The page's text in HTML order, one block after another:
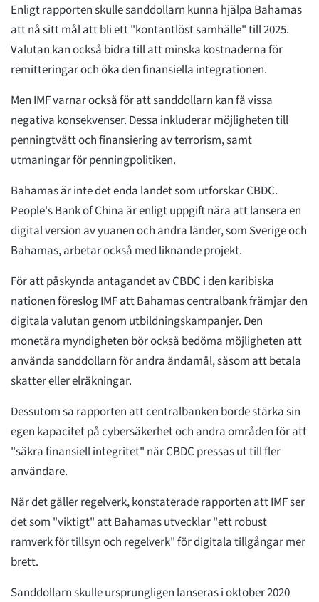
Enligt rapporten skulle sanddollarn kunna hjälpa Bahamas
att nå sitt mål att bli ett "kontantlöst samhälle" till 2025.
Valutan kan också bidra till att minska kostnaderna för
remitteringar och öka den finansiella integrationen.
Men IMF varnar också för att sanddollarn kan få vissa
negativa konsekvenser. Dessa inkluderar möjligheten till
penningtvätt och finansiering av terrorism, samt
utmaningar för penningpolitiken.
Bahamas är inte det enda landet som utforskar CBDC.
People's Bank of China är enligt uppgift nära att lansera en
digital version av yuanen och andra länder, som Sverige och
Bahamas, arbetar också med liknande projekt.
För att påskynda antagandet av CBDC i den karibiska
nationen föreslog IMF att Bahamas centralbank främjar den
digitala valutan genom utbildningskampanjer. Den
monetära myndigheten bör också bedöma möjligheten att
använda sanddollarn för andra ändamål, såsom att betala
skatter eller elräkningar.
Dessutom sa rapporten att centralbanken borde stärka sin
egen kapacitet på cybersäkerhet och andra områden för att
"säkra finansiell integritet" när CBDC pressas ut till fler
användare.
När det gäller regelverk, konstaterade rapporten att IMF ser
det som "viktigt" att Bahamas utvecklar "ett robust
ramverk för tillsyn och regelverk" för digitala tillgångar mer
brett.
Sanddollarn skulle ursprungligen lanseras i oktober 2020